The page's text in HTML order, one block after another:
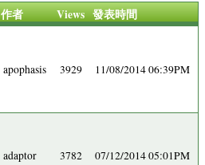
作者 Views 發表時間
apophasis 3929 11/08/2014 06:39PM
adaptor 3782 07/12/2014 05:01PM